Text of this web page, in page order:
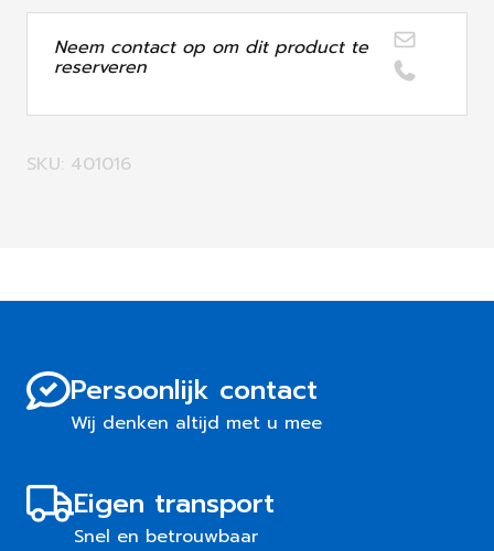
Neem contact op om dit product te
reserveren
SKU: 401016
Persoonlijk contact
Wij denken altijd met u mee
Eigen transport
Snel en betrouwbaar